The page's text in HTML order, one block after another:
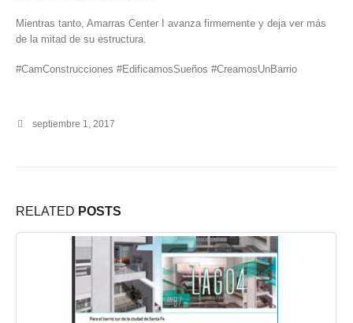
Mientras tanto, Amarras Center I avanza firmemente y deja ver más
de la mitad de su estructura.
#CamConstrucciones #EdificamosSueños #CreamosUnBarrio
septiembre 1, 2017
RELATED POSTS